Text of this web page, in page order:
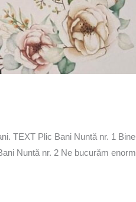
TEXT Plic Bani Nuntă nr. 1
Nuntă nr. 2 Ne bucurăm